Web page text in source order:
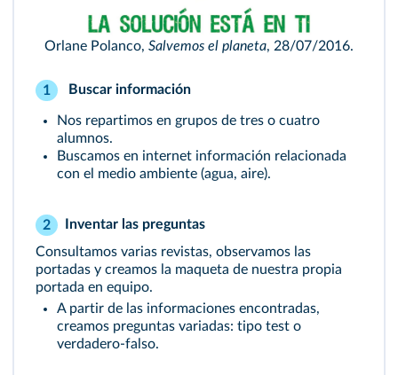
Orlane Polanco, Salvemos el planeta, 28/07/2016.
1 Buscar información
Nos repartimos en grupos de tres o cuatro
alumnos.
Buscamos en internet información relacionada
con el medio ambiente (agua, aire).
2
Inventar las preguntas
Consultamos varias revistas, observamos las
portadas y creamos la maqueta de nuestra propia
portada en equipo.
A partir de las informaciones encontradas,
creamos preguntas variadas: tipo test o
verdadero-falso.